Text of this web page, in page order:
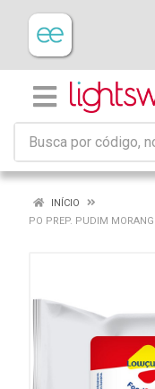
INÍCIO
PO PREP. PUDIM